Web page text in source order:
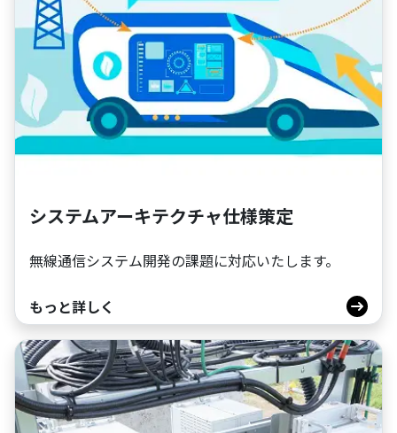
システムアーキテクチャ仕様策定
無線通信システム開発の課題に対応いたします。
もっと詳しく